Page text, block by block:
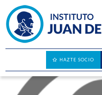
HAZTE SOCIO